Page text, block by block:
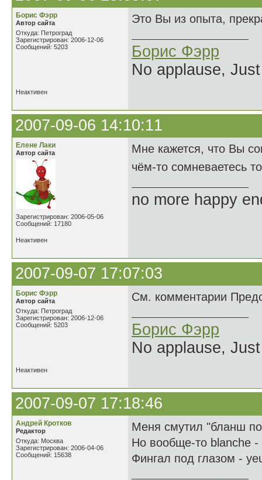
Борис Фэрр
Автор сайта
Откуда: Петроград
Зарегистрирован: 2006-12-06
Сообщений: 5203
Это Вы из опыта,
Борис Фэрр
No applause,
Неактивен
2007-09-06 14:10:11
Елене Лаки
Автор сайта
Зарегистрирован: 2006-05-06
Сообщений: 17180
Мне кажется, что Вы
чём-то сомневаетесь
no more happy
Неактивен
2007-09-07 17:07:03
Борис Фэрр
Автор сайта
Откуда: Петроград
Зарегистрирован: 2006-12-06
Сообщений: 5203
Cм. комментарии
Борис Фэрр
No applause,
Неактивен
2007-09-07 17:18:46
Андрей Кротков
Редактор
Откуда: Москва
Зарегистрирован: 2006-04-06
Сообщений: 15638
Меня смутил "бланш
Но вообще-то blanche -
Фингал под глазом -